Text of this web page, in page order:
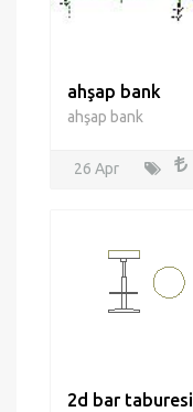
ahşap bank
ahşap bank
26 Apr
2d bar taburesi